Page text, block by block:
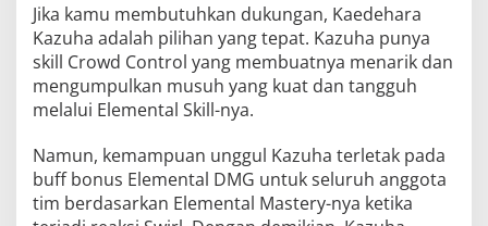
Jika kamu membutuhkan dukungan, Kaedehara
Kazuha adalah pilihan yang tepat. Kazuha punya
skill Crowd Control yang membuatnya menarik dan
mengumpulkan musuh yang kuat dan tangguh
melalui Elemental Skill-nya.
Namun, kemampuan unggul Kazuha terletak pada
buff bonus Elemental DMG untuk seluruh anggota
tim berdasarkan Elemental Mastery-nya ketika